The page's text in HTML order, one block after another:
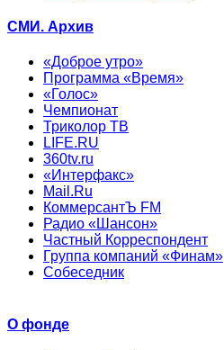
СМИ. Архив
«Доброе утро»
Программа «Время»
«Голос»
Чемпионат
Триколор ТВ
LIFE.RU
360tv.ru
«Интерфакс»
Mail.Ru
КоммерсантЪ FM
Радио «Шансон»
Частный Корреспондент
Группа компаний «Финам»
Собеседник
О фонде